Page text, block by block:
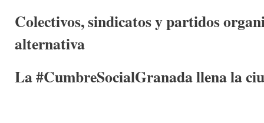
Colectivos, sindicatos y partidos
alternativa
La #CumbreSocialGranada llena la